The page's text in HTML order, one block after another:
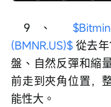
9、
(BMNR.US)$ 從去
盤、自然反彈和縮
前走到夾角位置，
能性大。